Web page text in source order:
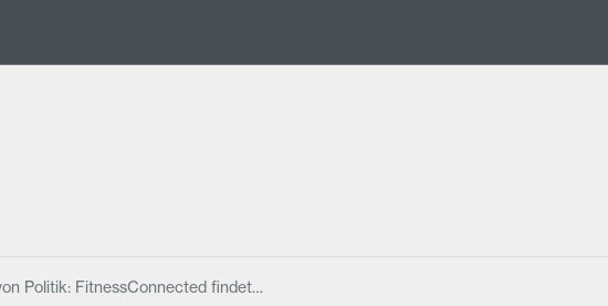
Politik: FitnessConnected findet…